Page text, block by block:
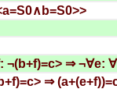
¬(b+f)=c> ⇒ ¬∀e:
⇒